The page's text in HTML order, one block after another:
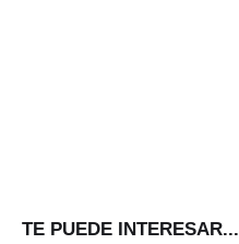
TE PUEDE INTERESAR...